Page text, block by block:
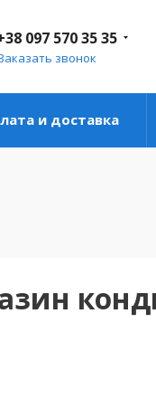
097 570 35 35
звонок
и доставка